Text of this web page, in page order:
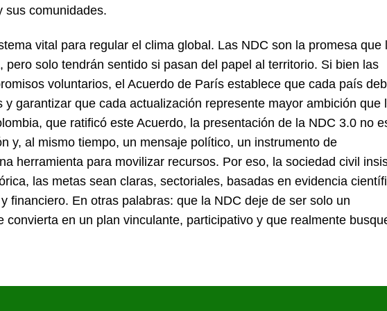
sus comunidades.
vital para regular el clima global. Las NDC son la promesa que
pero solo tendrán sentido si pasan del papel al territorio. Si bien las
voluntarios, el Acuerdo de París establece que cada país
y garantizar que cada actualización represente mayor ambición que
que ratificó este Acuerdo, la presentación de la NDC 3.0 no
y, al mismo tiempo, un mensaje político, un instrumento de
herramienta para movilizar recursos. Por eso, la sociedad civil
las metas sean claras, sectoriales, basadas en evidencia
financiero. En otras palabras: que la NDC deje de ser solo un
convierta en un plan vinculante, participativo y que realmente